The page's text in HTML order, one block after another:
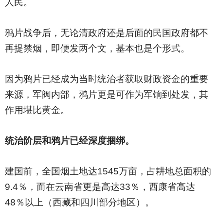
人民。
鸦片战争后，无论清政府还是后面的民国政府都不
再提禁烟，即便发两个文，基本也是个形式。
因为鸦片已经成为当时统治者获取财政资金的重要
来源，军阀内部，鸦片更是可作为军饷到处发，其
作用堪比黄金。
统治阶层和鸦片已经深度捆绑。
建国前，全国烟土地达1545万亩，占耕地总面积的
9.4％，而在云南省更是高达33％，西康省高达
48％以上（西藏和四川部分地区）。